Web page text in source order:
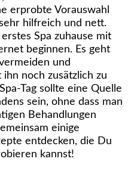
erprobte Vorauswahl
hilfreich und nett.
Spa zuhause mit
beginnen. Es geht
und
ihn noch zusätzlich zu
Tag sollte eine Quelle
sein, ohne dass man
Behandlungen
einige
entdecken, die Du
kannst!